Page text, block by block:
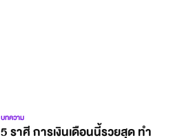
บทความ
5 ราศี การเงินเดือนนี้รวยสุด ทำ